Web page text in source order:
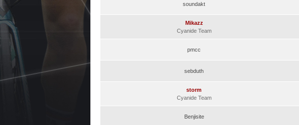
soundakt
Mikazz
Cyanide Team
pmcc
sebduth
storm
Cyanide Team
Benjisite